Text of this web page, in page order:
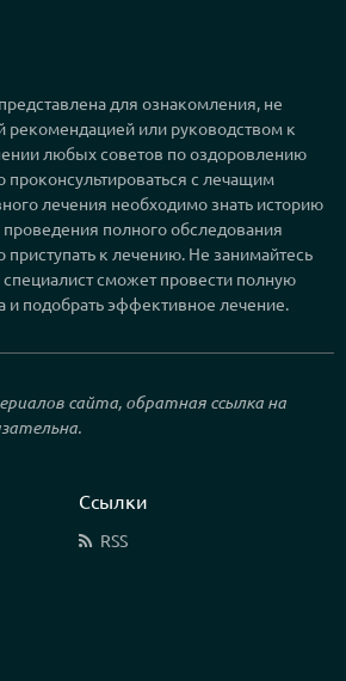
для ознакомления, не
рекомендацией или руководством к
любых советов по оздоровлению
с лечащим
лечения необходимо знать историю
полного обследования
к лечению. Не занимайтесь
сможет провести полную
и подобрать эффективное лечение.
сайта, обратная ссылка на
Ссылки
RSS